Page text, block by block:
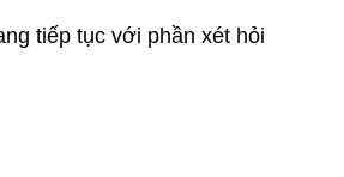
tiếp tục với phần xét hỏi